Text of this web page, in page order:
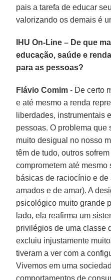
pais a tarefa de educar
valorizando os demais é
IHU On-Line – De que
educação, saúde e
para as pessoas?
Flávio Comim - De certo
e até mesmo a renda
liberdades, instrumentais
pessoas. O problema que
muito desigual no nosso
têm de tudo, outros
comprometem até
básicas de raciocínio e
amados e de amar). A
psicológico muito grande
lado, ela reafirma um
privilégios de uma classe
excluiu injustamente
tiveram a ver com a
Vivemos em uma